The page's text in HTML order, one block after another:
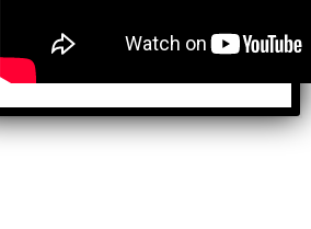
prohibida la publicación,
y cualquier otro uso de los
contenidos.